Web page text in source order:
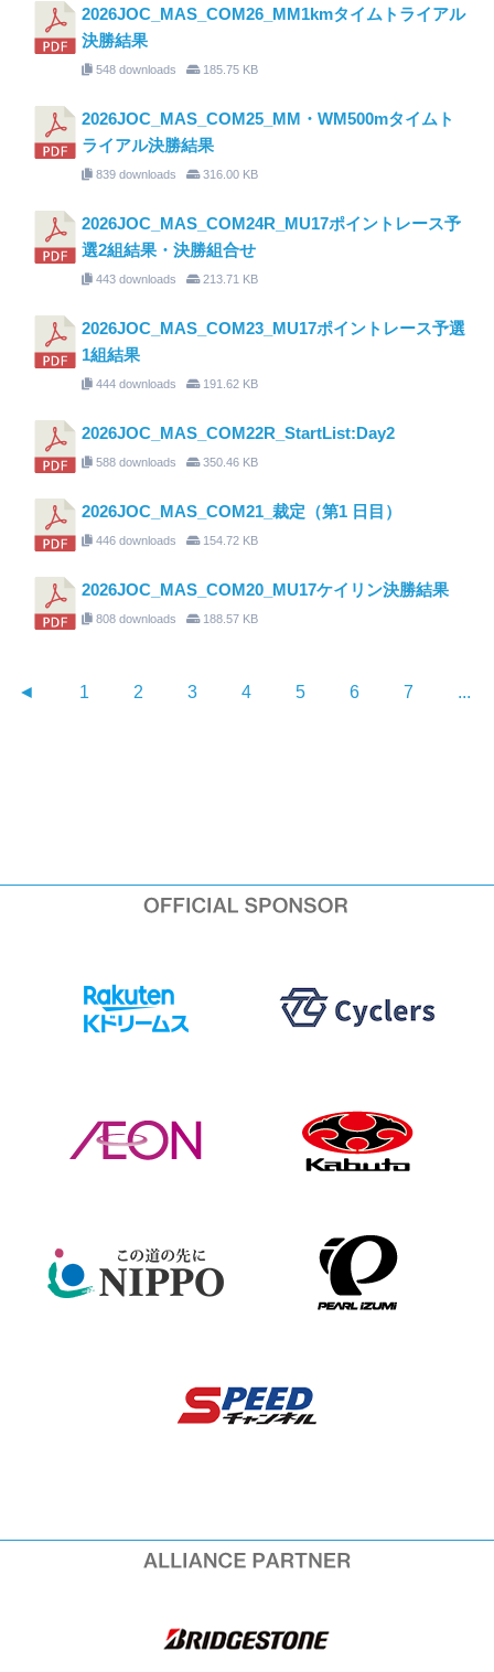
2026JOC_MAS_COM26_MM1kmタイムトライアル
決勝結果
548 downloads 185.75 KB
2026JOC_MAS_COM25_MM・WM500mタイムト
ライアル決勝結果
839 downloads 316.00 KB
2026JOC_MAS_COM24R_MU17ポイントレース予
選2組結果・決勝組合せ
443 downloads 213.71 KB
2026JOC_MAS_COM23_MU17ポイントレース予選
1組結果
444 downloads 191.62 KB
2026JOC_MAS_COM22R_StartList:Day2
588 downloads 350.46 KB
2026JOC_MAS_COM21_裁定（第1 日目）
446 downloads 154.72 KB
2026JOC_MAS_COM20_MU17ケイリン決勝結果
808 downloads 188.57 KB
◄ 1 2 3 4 5 6 7 ...